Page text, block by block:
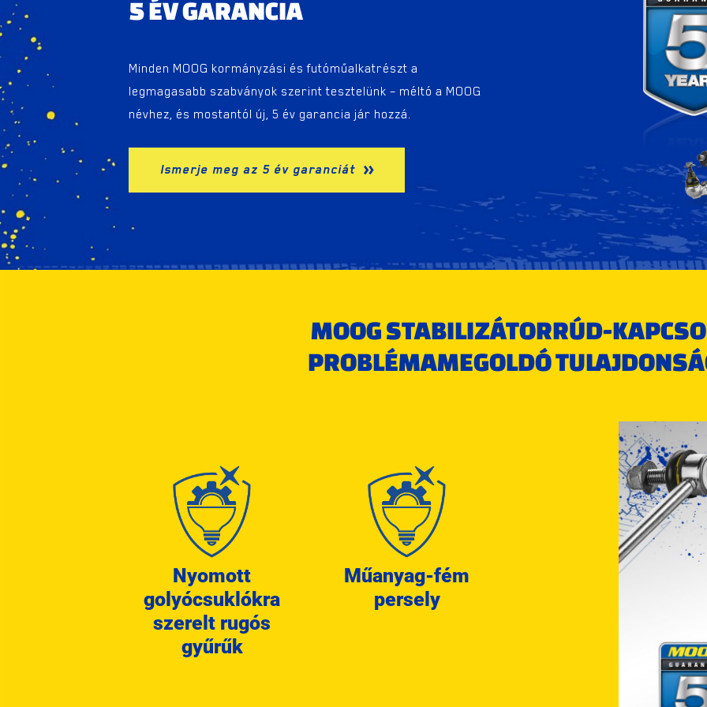
5 ÉV GARANCIA
Minden MOOG kormányzási és futóműalkatrészt a
legmagasabb szabványok szerint tesztelünk – méltó a MOOG
névhez, és mostantól új, 5 év garancia jár hozzá.
Ismerje meg az 5 év garanciát
MOOG STABILIZÁTORRÚD-
PROBLÉMAMEGOLDÓ
Nyomott
golyócsuklókra
szerelt rugós
gyűrűk
Műanyag-fém
persely